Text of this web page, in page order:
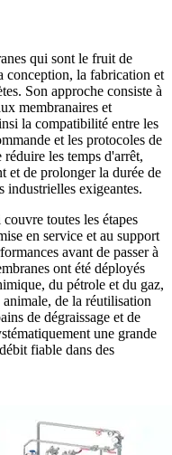
qui sont le fruit de
conception, la fabrication et
Son approche consiste à
membranaires et
la compatibilité entre les
et les protocoles de
les temps d'arrêt,
et de prolonger la durée de
industrielles exigeantes.
toutes les étapes
en service et au support
avant de passer à
ont été déployés
du pétrole et du gaz,
de la réutilisation
de dégraissage et de
une grande
fiable dans des